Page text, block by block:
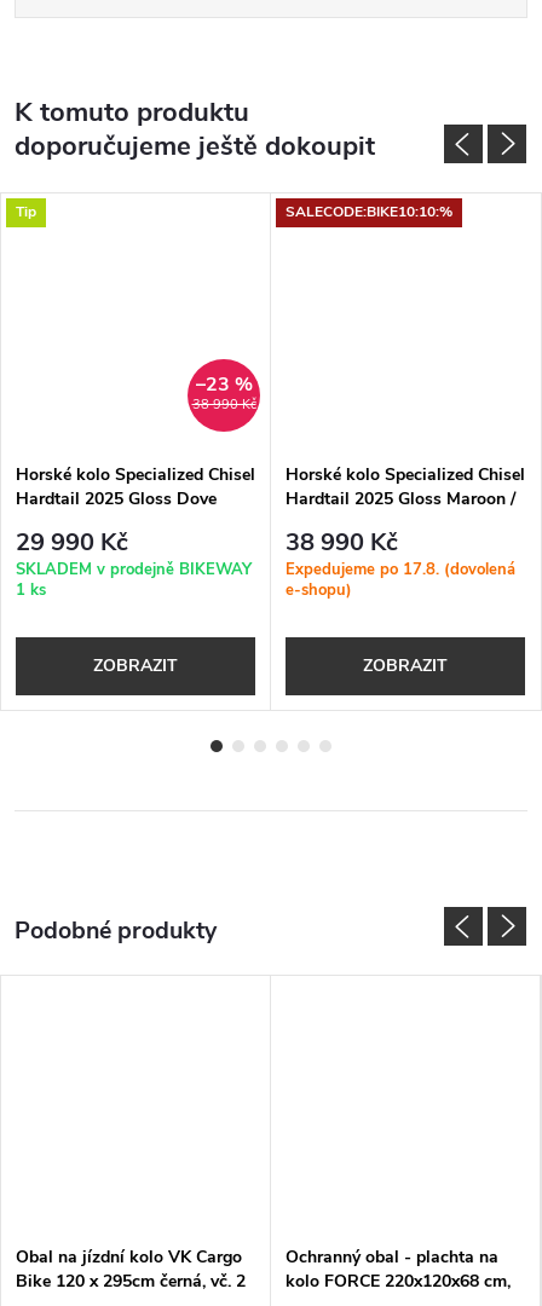
K tomuto produktu
doporučujeme ještě dokoupit
Tip
38 990 Kč
–23 %
Horské kolo Specialized Chisel
Hardtail 2025 Gloss Dove
29 990 Kč
SKLADEM v prodejně BIKEWAY
1 ks
ZOBRAZIT
SALECODE:BIKE10:10:%
Horské kolo Specialized Chisel
Hardtail 2025 Gloss Maroon /
38 990 Kč
Expedujeme po 17.8. (dovolená
e-shopu)
ZOBRAZIT
Obal na jízdní kolo VK Cargo
Bike 120 x 295cm černá, vč. 2
Ochranný obal - plachta na
kolo FORCE 220x120x68 cm,